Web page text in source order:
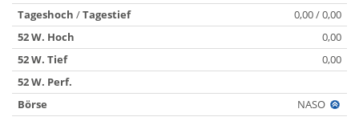
Tageshoch /Tagestief
0,00 / 0,00
52 W. Hoch
0,00
52 W. Tief
0,00
52 W. Perf.
Börse
NASO